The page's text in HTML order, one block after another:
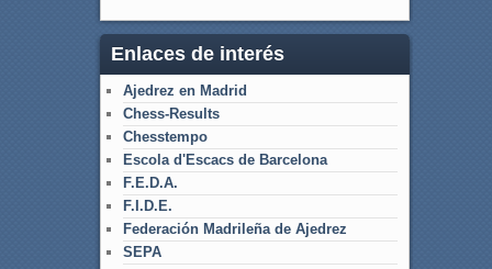
Enlaces de interés
Ajedrez en Madrid
Chess-Results
Chesstempo
Escola d'Escacs de Barcelona
F.E.D.A.
F.I.D.E.
Federación Madrileña de Ajedrez
SEPA